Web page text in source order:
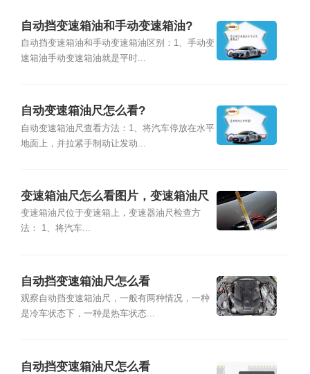
自动挡变速箱油和手动变速箱油?
自动挡变速箱油和手动变速箱油区别：1、手动变
速箱油手动变速箱油就是平时...
自动变速箱油尺怎么看?
自动变速箱油尺查看方法：1、将汽车停放在水平
地面上，并拉紧手制动让发动...
变速箱油尺怎么看图片，变速箱油尺
在哪
变速箱油尺位于变速箱上，变速器油尺检查方
法： 1、将汽车...
自动挡变速箱油尺怎么看
观察自动挡变速箱油尺，一般有两种情况，一种
是冷车状态下，一种是热车状态...
自动挡变速箱油尺怎么看